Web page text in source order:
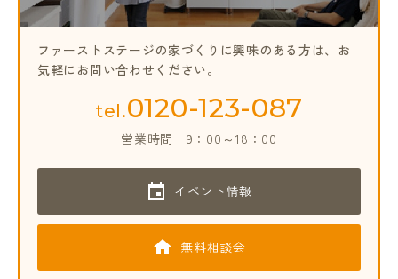
ファーストステージの家づくりに興味のある方は、 お
気軽にお問い合わせください。
tel.0120-123-087
営業時間 9：00～18：00
イベント情報
無料相談会